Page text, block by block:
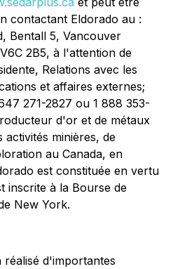
contactant Eldorado au :
Bentall 5, Vancouver
2B5, à l'attention de
Relations avec les
et affaires externes;
271-2827 ou 1 888 353-
d'or et de métaux
activités minières, de
au Canada, en
est constituée en vertu
inscrite à la Bourse de
New York.
d'importantes